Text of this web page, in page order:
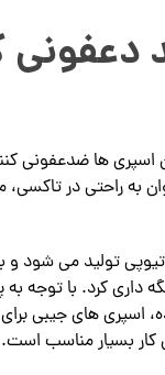
دعفونی
اسپری ها ضدعفونی
به راحتی در
تولید می شود و
داری کرد. با توجه به
اسپری های جیبی
کار بسیار مناسب است.